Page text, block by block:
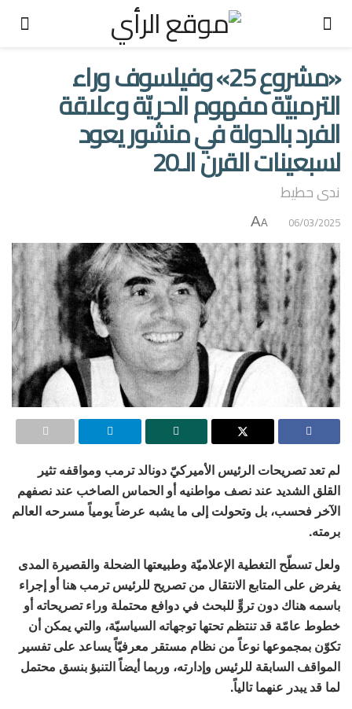
«مشروع 25» وفيلسوف وراء
الترمبيّة مفهوم الحريّة وعلاقة
الفرد بالدولة في منشور يعود
لسبعينات القرن الـ20
ندى حطيط
06/03/2025
A
A
لم تعد تصريحات الرئيس الأميركيّ دونالد ترمب ومواقفه تثير
القلق الشديد عند نصف مواطنيه أو الحماس الصاخب عند نصفهم
الآخر فحسب، بل وتحولت إلى ما يشبه عرضاً يومياً مسرحه العالم
برمته.
ولعل تسطّح التغطية الإعلاميّة وطبيعتها الضحلة والقصيرة المدى
يفرض على المتابع الانتقال من تصريح للرئيس ترمب هنا أو إجراء
باسمه هناك دون تروٍّ للبحث في دوافع محتملة وراء تصريحاته أو
خطوط عامّة قد تنتظم تحتها توجهاته السياسيّة، والتي يمكن أن
تكوّن بمجموعها نوعاً من نظام مستقر معرفيّاً يساعد على تفسير
المواقف السابقة للرئيس وإدارته، وربما أيضاً التنبؤ بنسق محتمل
لما قد يبدر عنهما تالياً.